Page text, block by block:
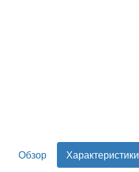
Обзор Характеристики